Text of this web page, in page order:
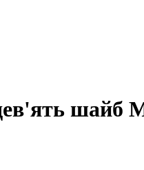
шайб